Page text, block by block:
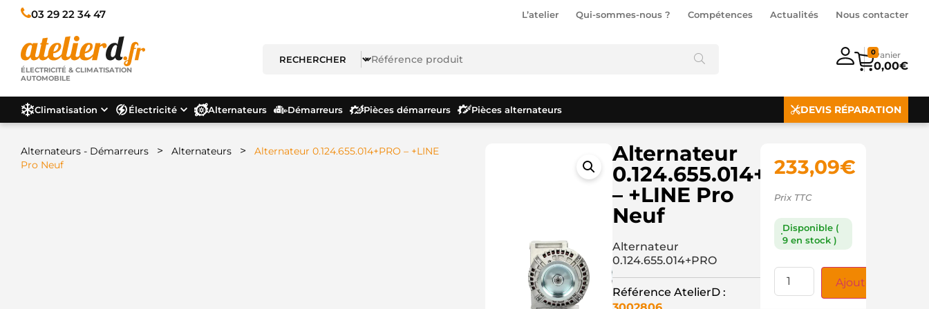
03 29 22 34 47 L’atelier Qui-sommes-nous ? Compétences Actualités Nous contacter
ÉLECTRICITÉ & CLIMATISATION
AUTOMOBILE
0,00€
0
Climatisation Électricité Alternateurs Démarreurs Pièces démarreurs Pièces alternateurs DEVIS RÉPARATION
Alternateurs - Démarreurs > Alternateurs >
Alternateur 0.124.655.014+PRO – +LINE
Pro Neuf
Alternateur
0.124.655.014+PRO
– +LINE Pro
Neuf
Alternateur
0.124.655.014+PRO
Référence AtelierD :
233,09€
Prix TTC
Disponible (
9 en stock )
Ajouter au